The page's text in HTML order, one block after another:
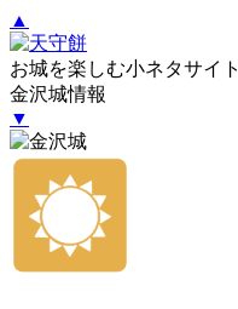
▲
お城を楽しむ小ネタサイト
金沢城情報
▼